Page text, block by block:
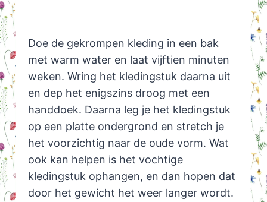
Doe de gekrompen kleding in een bak
met warm water en laat vijftien minuten
weken. Wring het kledingstuk daarna uit
en dep het enigszins droog met een
handdoek. Daarna leg je het kledingstuk
op een platte ondergrond en stretch je
het voorzichtig naar de oude vorm. Wat
ook kan helpen is het vochtige
kledingstuk ophangen, en dan hopen dat
door het gewicht het weer langer wordt.